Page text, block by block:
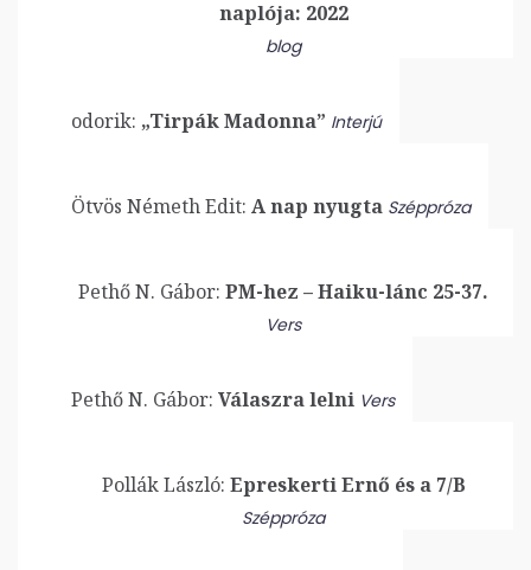
naplója: 2022
blog
odorik: „Tirpák Madonna” Interjú
Ötvös Németh Edit: A nap nyugta Széppróza
Pethő N. Gábor: PM-hez – Haiku-lánc 25-37.
Vers
Pethő N. Gábor: Válaszra lelni Vers
Pollák László: Epreskerti Ernő és a 7/B
Széppróza